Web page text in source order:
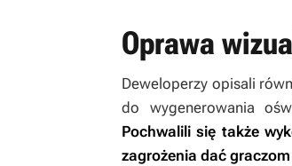
Oprawa
Deweloperzy opisali
do wygenerowania
Pochwalili się także
zagrożenia dać